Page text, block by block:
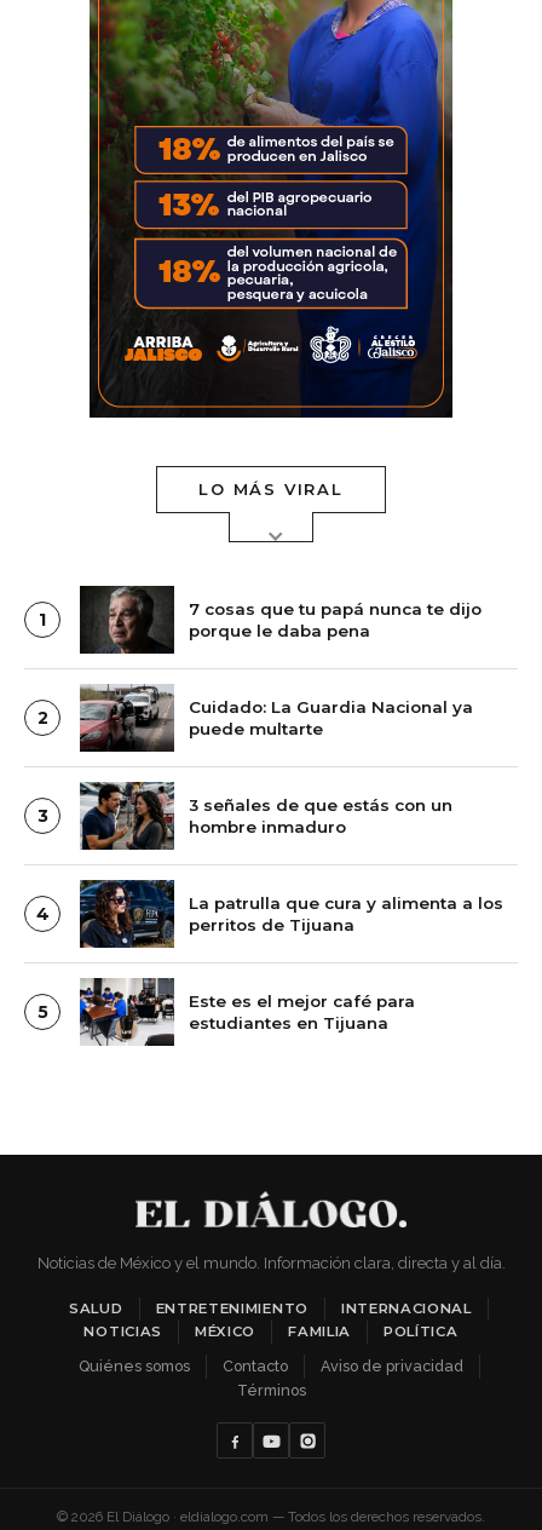
LO MÁS VIRAL
1
7 cosas que tu papá nunca te dijo
porque le daba pena
2
Cuidado: La Guardia Nacional ya
puede multarte
3
3 señales de que estás con un
hombre inmaduro
4
La patrulla que cura y alimenta a los
perritos de Tijuana
5
Este es el mejor café para
estudiantes en Tijuana
Noticias de México y el mundo. Información clara, directa y al día.
SALUD ENTRETENIMIENTO
INTERNACIONAL
NOTICIAS
MÉXICO FAMILIA POLÍTICA
Quiénes somos Contacto
Aviso de privacidad
Términos
© 2026 El Diálogo · eldialogo.com — Todos los derechos reservados.